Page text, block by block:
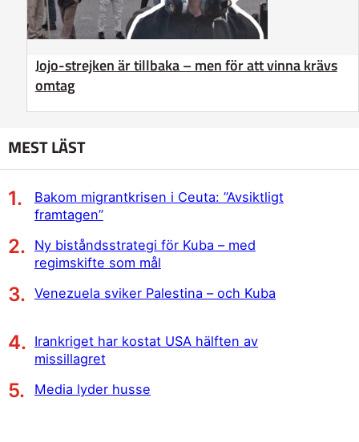
Jojo-strejken är tillbaka – men för att vinna krävs
omtag
MEST LÄST
Bakom migrantkrisen i Ceuta: ”Avsiktligt
framtagen”
Ny biståndsstrategi för Kuba – med
regimskifte som mål
Venezuela sviker Palestina – och Kuba
Irankriget har kostat USA hälften av
missillagret
Media lyder husse